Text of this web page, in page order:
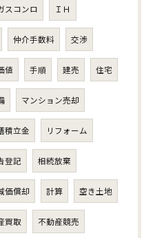
スコンロ ＩＨ
仲介手数料 交渉
値 手順 建売 住宅
マンション売却
積立金 リフォーム
登記 相続放棄
価償却 計算 空き土地
買取 不動産競売